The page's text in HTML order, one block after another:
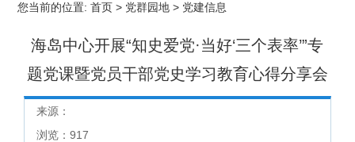
您当前的位置: 首页> 党群园地 > 党建信息
海岛中心开展“知史爱党·当好‘三个表率’”专
题党课暨党员干部党史学习教育心得分享会
来源：
浏览：917